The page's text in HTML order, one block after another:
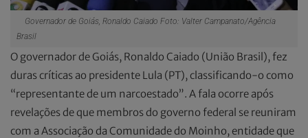
Governador de Goiás, Ronaldo Caiado Foto: Valter Campanato/Agência
Brasil
O governador de Goiás, Ronaldo Caiado (União Brasil), fez
duras críticas ao presidente Lula (PT), classificando-o como
“representante de um narcoestado”. A fala ocorre após
revelações de que membros do governo federal se reuniram
com a Associação da Comunidade do Moinho, entidade que